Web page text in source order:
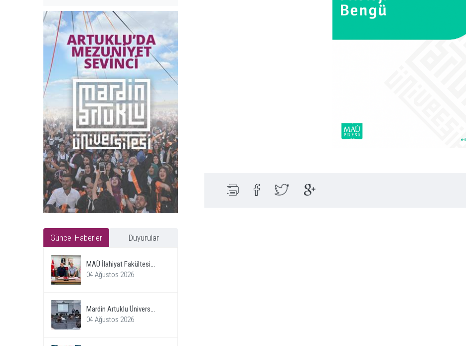
Güncel Haberler Duyurular
MAÜ İlahiyat Fakültesi...
04 Ağustos 2026
Mardin Artuklu Ünivers...
04 Ağustos 2026